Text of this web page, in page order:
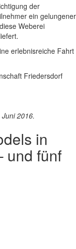
der
ein gelungener
Weberei
erlebnisreiche Fahrt
Friedersdorf
2016.
in
und fünf